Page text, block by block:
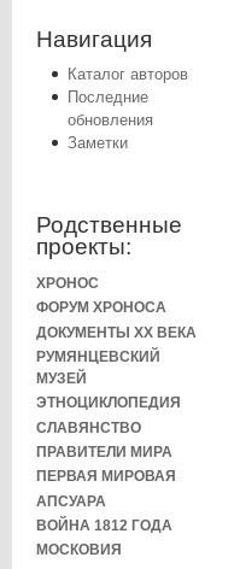
Навигация
Каталог авторов
Последние
обновления
Заметки
Родственные
проекты:
ХРОНОС
ФОРУМ ХРОНОСА
ДОКУМЕНТЫ XX ВЕКА
РУМЯНЦЕВСКИЙ
МУЗЕЙ
ЭТНОЦИКЛОПЕДИЯ
СЛАВЯНСТВО
ПРАВИТЕЛИ МИРА
ПЕРВАЯ МИРОВАЯ
АПСУАРА
ВОЙНА 1812 ГОДА
МОСКОВИЯ